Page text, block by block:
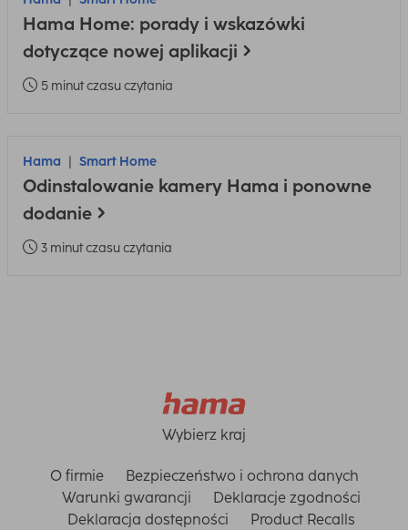
Hama Home: porady i wskazówki
dotyczące nowej aplikacji
5 minut czasu czytania
Hama Smart Home
Odinstalowanie kamery Hama i ponowne
dodanie
3 minut czasu czytania
Wybierz kraj
O firmie
Bezpieczeństwo i ochrona danych
Warunki gwarancji
Deklaracje zgodności
Deklaracja dostępności
Product Recalls